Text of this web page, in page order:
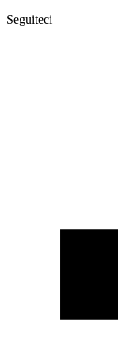
Seguiteci